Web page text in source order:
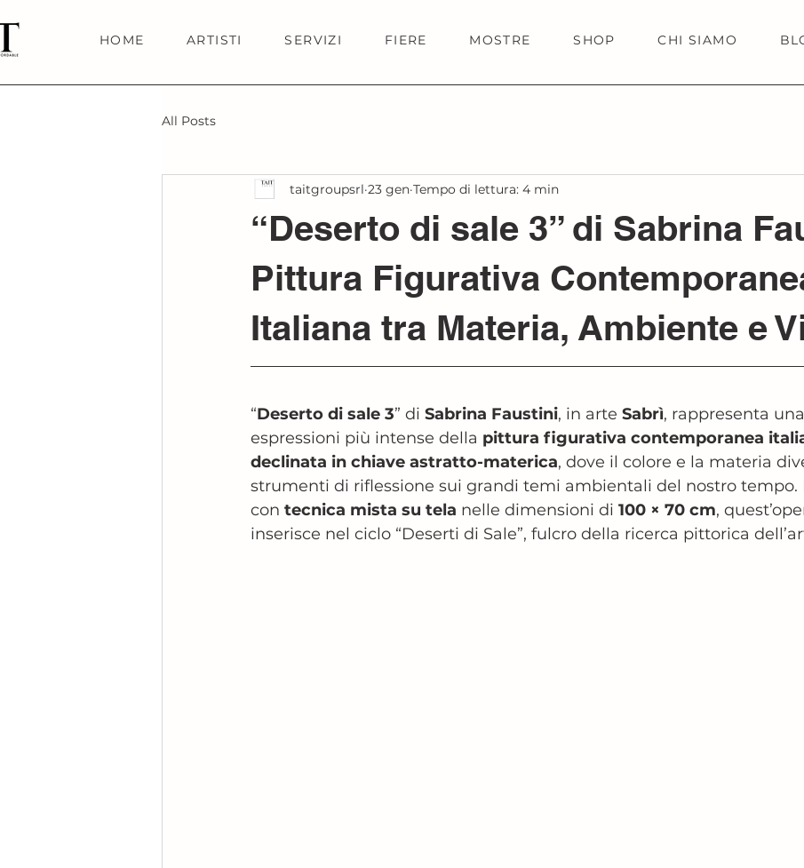
HOME ARTISTI SERVIZI FIERE MOSTRE SHOP CHI SIAMO
All Posts
“Deserto di sale 3” di Sabrina
Pittura Figurativa
Italiana tra Materia, Ambiente e
taitgroupsrl 23 gen Tempo di lettura: 4 min
“Deserto di sale 3” di Sabrina Faustini, in arte Sabrì, rappresenta
espressioni più intense della pittura figurativa contemporanea
declinata in chiave astratto-materica, dove il colore e la materia
strumenti di riflessione sui grandi temi ambientali del nostro tempo.
con tecnica mista su tela nelle dimensioni di 100 × 70 cm,
inserisce nel ciclo “Deserti di Sale”, fulcro della ricerca pittorica